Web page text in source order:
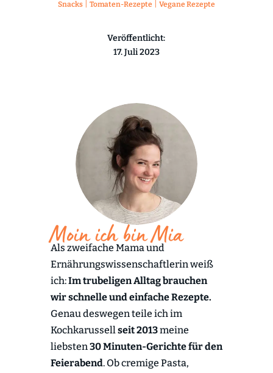
Snacks| Tomaten-Rezepte Vegane Rezepte
Veröffentlicht:
17. Juli 2023
Moin ich bin Mia
Als zweifache Mama und
Ernährungswissenschaftlerin weiß
ich:Im trubeligen Alltag brauchen
wir schnelle und einfache Rezepte.
Genau deswegen teile ich im
Kochkarussellseit 2013meine
liebsten30 Minuten-Gerichte für den
Feierabend. Ob cremige Pasta,